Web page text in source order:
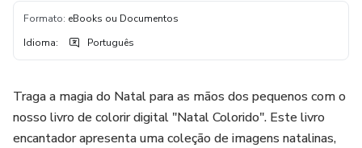
Formato: eBooks ou Documentos
Idioma: Português
Traga a magia do Natal para as mãos dos pequenos com o
nosso livro de colorir digital "Natal Colorido". Este livro
encantador apresenta uma coleção de imagens natalinas,